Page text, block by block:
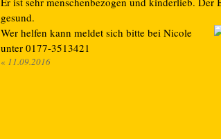
gesund.
Wer helfen kann meldet sich bitte bei Nicole
unter 0177-3513421
« 11.09.2016